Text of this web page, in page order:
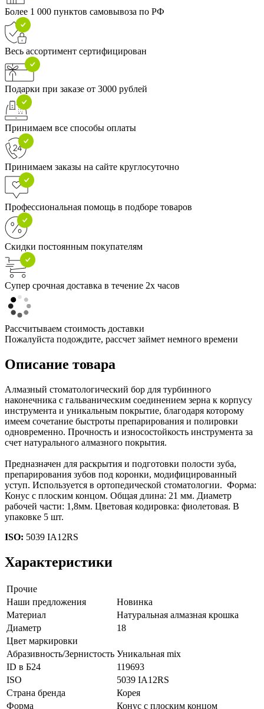
Более 1 000 пунктов самовывоза по РФ
Весь ассортимент сертифицирован
Подарки при заказе от 3000 рублей
Принимаем все способы оплаты
Принимаем заказы на сайте круглосуточно
Профессиональная помощь в подборе товаров
Скидки постоянным покупателям
Супер срочная доставка в течение 2х часов
Рассчитываем стоимость доставки
Пожалуйста подождите, рассчет займет немного времени
Описание товара
Алмазный стоматологический бор для турбинного
наконечника с гальваническим соединением зерна к корпусу
инструмента и уникальным покрытие, благодаря которому
имеем сочетание быстроты препарирования и полировки
одновременно. Прочность и износостойкость инструмента за
счет натурального алмазного покрытия.
Предназначен для раскрытия и подготовки полости зуба,
препарирования зубов под коронки, модифицированный
уступ. Используется в ортопедической стоматологии. Форма:
Конус с плоским концом. Общая длина: 21 мм. Диаметр
рабочей части: 1,8мм. Цветовая кодировка: фиолетовая. В
упаковке 5 шт.
ISO: 5039 IA12RS
Характеристики
Прочие
Наши предложения
Новинка
Материал
Натуральная алмазная крошка
Диаметр
18
Цвет маркировки
Абразивность/Зернистость Уникальная mix
ID в Б24
119693
ISO
5039 IA12RS
Страна бренда
Корея
Форма
Конус с плоским концом